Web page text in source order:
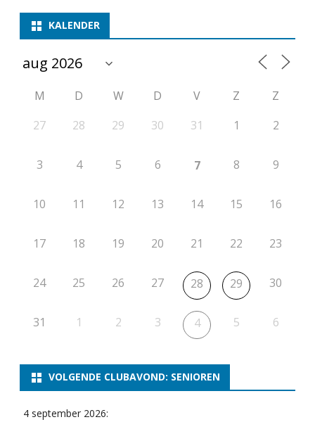
KALENDER
M D W D V Z
Z
27
28 29 30 31 1 2
3 4 5 6 7 8 9
10 11 12 13 14 15 16
17 18 19 20 21 22 23
24 25 26 27 28 29 30
31 1 2 3 4 5 6
VOLGENDE CLUBAVOND: SENIOREN
4 september 2026: